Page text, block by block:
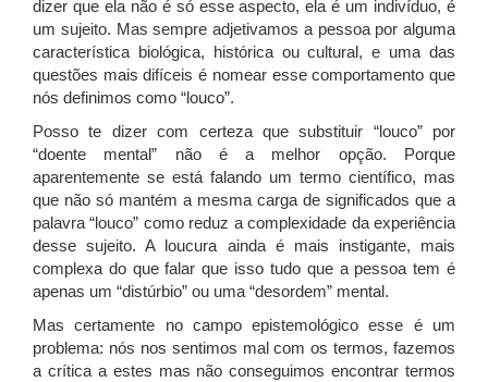
dizer que ela não é só esse aspecto, ela é um indivíduo, é
um sujeito. Mas sempre adjetivamos a pessoa por alguma
característica biológica, histórica ou cultural, e uma das
questões mais difíceis é nomear esse comportamento que
nós definimos como “louco”.
Posso te dizer com certeza que substituir “louco” por
“doente mental” não é a melhor opção. Porque
aparentemente se está falando um termo científico, mas
que não só mantém a mesma carga de significados que a
palavra “louco” como reduz a complexidade da experiência
desse sujeito. A loucura ainda é mais instigante, mais
complexa do que falar que isso tudo que a pessoa tem é
apenas um “distúrbio” ou uma “desordem” mental.
Mas certamente no campo epistemológico esse é um
problema: nós nos sentimos mal com os termos, fazemos
a crítica a estes mas não conseguimos encontrar termos